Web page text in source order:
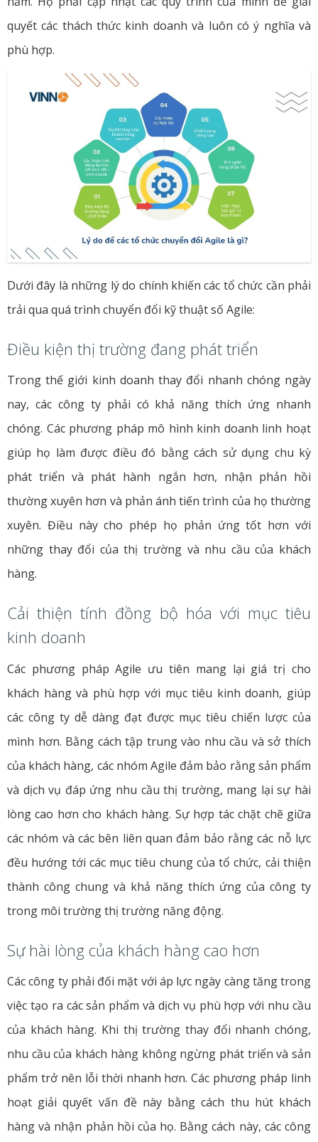
quyết các thách thức kinh doanh và luôn có ý nghĩa và
phù hợp.
Dưới đây là những lý do chính khiến các tổ chức cần phải
trải qua quá trình chuyển đổi kỹ thuật số Agile:
Điều kiện thị trường đang phát triển
Trong thế giới kinh doanh thay đổi nhanh chóng ngày
nay, các công ty phải có khả năng thích ứng nhanh
chóng. Các phương pháp mô hình kinh doanh linh hoạt
giúp họ làm được điều đó bằng cách sử dụng chu kỳ
phát triển và phát hành ngắn hơn, nhận phản hồi
thường xuyên hơn và phản ánh tiến trình của họ thường
xuyên. Điều này cho phép họ phản ứng tốt hơn với
những thay đổi của thị trường và nhu cầu của khách
hàng.
Cải thiện tính đồng bộ hóa với mục tiêu
kinh doanh
Các phương pháp Agile ưu tiên mang lại giá trị cho
khách hàng và phù hợp với mục tiêu kinh doanh, giúp
các công ty dễ dàng đạt được mục tiêu chiến lược của
mình hơn. Bằng cách tập trung vào nhu cầu và sở thích
của khách hàng, các nhóm Agile đảm bảo rằng sản phẩm
và dịch vụ đáp ứng nhu cầu thị trường, mang lại sự hài
lòng cao hơn cho khách hàng. Sự hợp tác chặt chẽ giữa
các nhóm và các bên liên quan đảm bảo rằng các nỗ lực
đều hướng tới các mục tiêu chung của tổ chức, cải thiện
thành công chung và khả năng thích ứng của công ty
trong môi trường thị trường năng động.
Sự hài lòng của khách hàng cao hơn
Các công ty phải đối mặt với áp lực ngày càng tăng trong
việc tạo ra các sản phẩm và dịch vụ phù hợp với nhu cầu
của khách hàng. Khi thị trường thay đổi nhanh chóng,
nhu cầu của khách hàng không ngừng phát triển và sản
phẩm trở nên lỗi thời nhanh hơn. Các phương pháp linh
hoạt giải quyết vấn đề này bằng cách thu hút khách
hàng và nhận phản hồi của họ. Bằng cách này, các công